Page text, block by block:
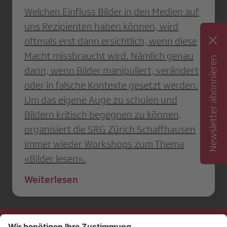
Welchen Einfluss Bilder in den Medien auf
uns Rezipienten haben können, wird
oftmals erst dann ersichtlich, wenn diese
Macht missbraucht wird. Nämlich genau
dann, wenn Bilder manipuliert, verändert
oder in falsche Kontexte gesetzt werden.
Um das eigene Auge zu schulen und
Bildern kritisch begegnen zu können,
organisiert die SRG Zürich Schaffhausen
immer wieder Workshops zum Thema
«Bilder lesen».
Weiterlesen
Newsletter abonnieren